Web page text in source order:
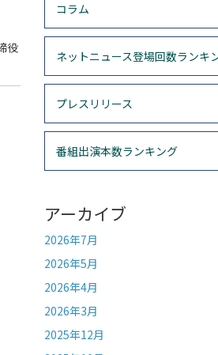
役
コラム
ネットニュース登場回数ランキ
プレスリリース
番組出演本数ランキング
アーカイブ
2026年7月
2026年5月
2026年4月
2026年3月
2025年12月